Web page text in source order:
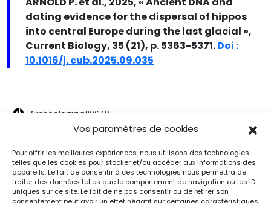
Vos paramètres de cookies
Pour offrir les meilleures expériences, nous utilisons des technologies
telles que les cookies pour stocker et/ou accéder aux informations des
appareils. Le fait de consentir à ces technologies nous permettra de
traiter des données telles que le comportement de navigation ou les ID
uniques sur ce site. Le fait de ne pas consentir ou de retirer son
dating evidence for the dispersal of hippos
into central Europe during the last glacial »,
Current Biology, 35 (21), p. 5363-5371.Doi :
10.1016/j. cub.2025.09.035
Extrait deArchéologia n°0649